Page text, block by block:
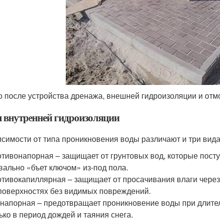
после устройства дренажа, внешней гидроизоляции и
гидроизоляции
от типа проникновения воды различают и три
– защищает от грунтовых вод, которые
«бъет ключом» из-под пола.
– защищает от просачивания влаги
без видимых повреждений.
– предотвращает проникновение воды при
в период дождей и таяния снега.